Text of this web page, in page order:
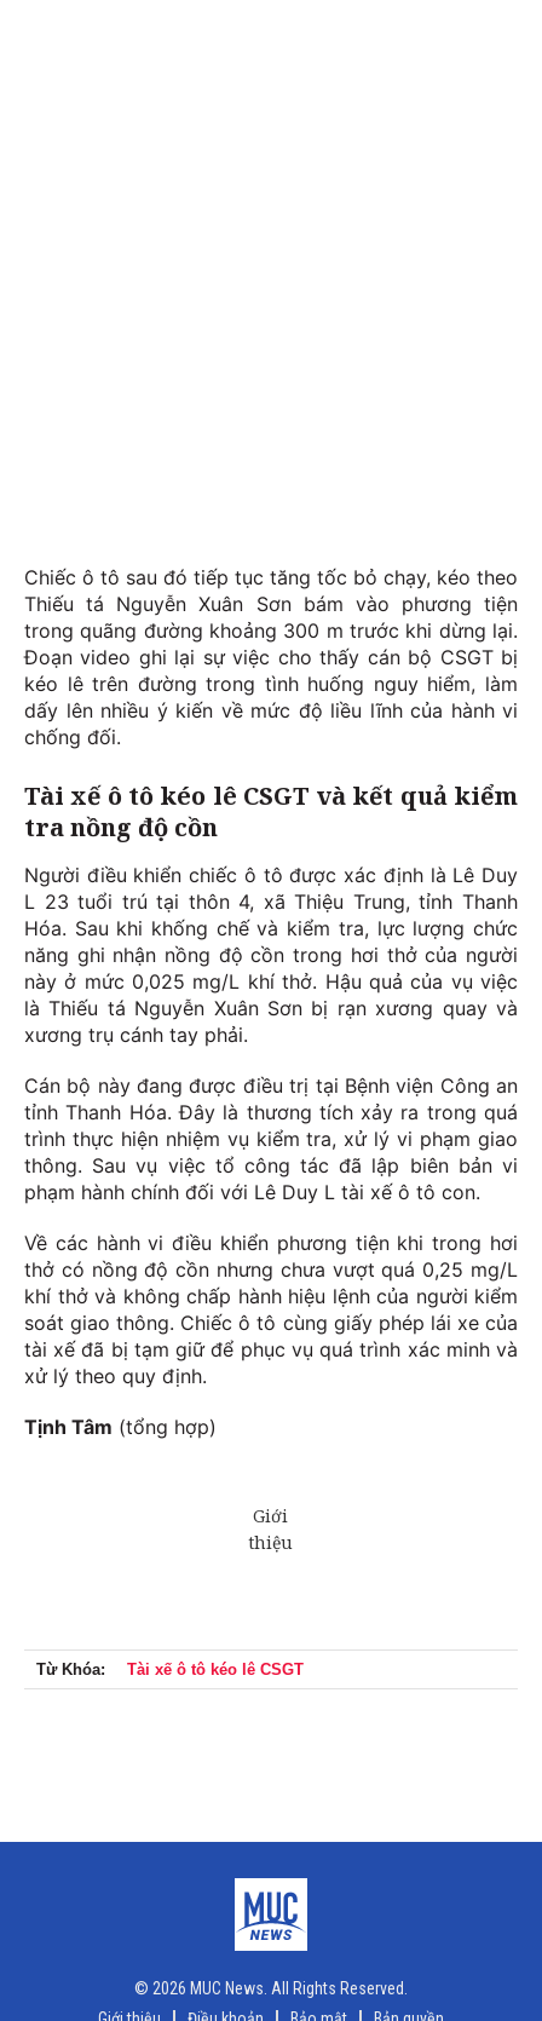
Chiếc ô tô sau đó tiếp tục tăng tốc bỏ chạy, kéo theo
Thiếu tá Nguyễn Xuân Sơn bám vào phương tiện
trong quãng đường khoảng 300 m trước khi dừng lại.
Đoạn video ghi lại sự việc cho thấy cán bộ CSGT bị
kéo lê trên đường trong tình huống nguy hiểm, làm
dấy lên nhiều ý kiến về mức độ liều lĩnh của hành vi
chống đối.
Tài xế ô tô kéo lê CSGT và kết quả kiểm
tra nồng độ cồn
Người điều khiển chiếc ô tô được xác định là Lê Duy
L 23 tuổi trú tại thôn 4, xã Thiệu Trung, tỉnh Thanh
Hóa. Sau khi khống chế và kiểm tra, lực lượng chức
năng ghi nhận nồng độ cồn trong hơi thở của người
này ở mức 0,025 mg/L khí thở. Hậu quả của vụ việc
là Thiếu tá Nguyễn Xuân Sơn bị rạn xương quay và
xương trụ cánh tay phải.
Cán bộ này đang được điều trị tại Bệnh viện Công an
tỉnh Thanh Hóa. Đây là thương tích xảy ra trong quá
trình thực hiện nhiệm vụ kiểm tra, xử lý vi phạm giao
thông. Sau vụ việc tổ công tác đã lập biên bản vi
phạm hành chính đối với Lê Duy L tài xế ô tô con.
Về các hành vi điều khiển phương tiện khi trong hơi
thở có nồng độ cồn nhưng chưa vượt quá 0,25 mg/L
khí thở và không chấp hành hiệu lệnh của người kiểm
soát giao thông. Chiếc ô tô cùng giấy phép lái xe của
tài xế đã bị tạm giữ để phục vụ quá trình xác minh và
xử lý theo quy định.
Tịnh Tâm (tổng hợp)
Từ Khóa: Tài xế ô tô kéo lê CSGT
© 2026 MUC News. All Rights Reserved.